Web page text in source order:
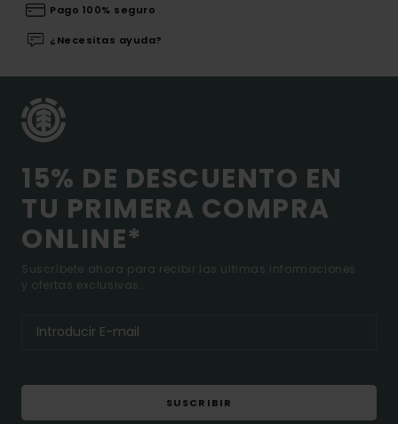
Pago 100% seguro
¿Necesitas ayuda?
15% DE DESCUENTO EN
TU PRIMERA COMPRA
ONLINE*
Suscríbete ahora para recibir las ultimas informaciones
y ofertas exclusivas.
SUSCRIBIR